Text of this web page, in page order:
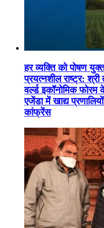
हर व्यक्ति को पोषण
प्रयत्नशील राष्ट्र:
वर्ल्ड इकॉनोमिक फोरम
एजेंडा में खाद्य
कांफ्रेंस